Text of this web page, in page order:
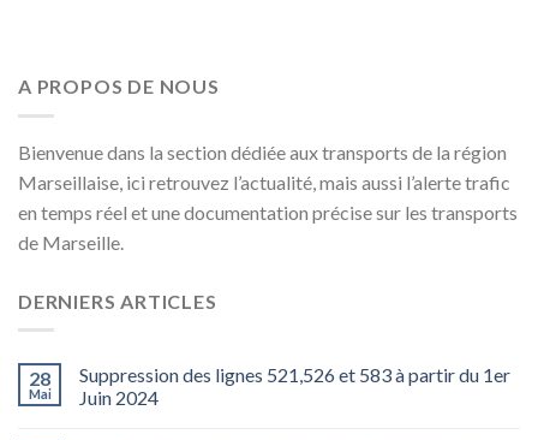
A PROPOS DE NOUS
Bienvenue dans la section dédiée aux transports de la région
Marseillaise, ici retrouvez l’actualité, mais aussi l’alerte trafic
en temps réel et une documentation précise sur les transports
de Marseille.
DERNIERS ARTICLES
28
Mai
Suppression des lignes 521,526 et 583 à partir du 1er
Juin 2024